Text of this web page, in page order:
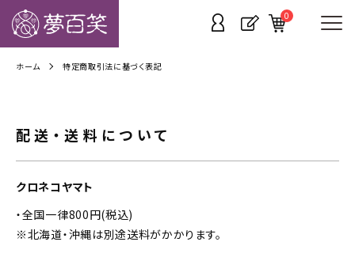
0
ホーム 特定商取引法に基づく表記
配送・送料について
クロネコヤマト
・全国一律800円(税込)
※北海道・沖縄は別途送料がかかります。